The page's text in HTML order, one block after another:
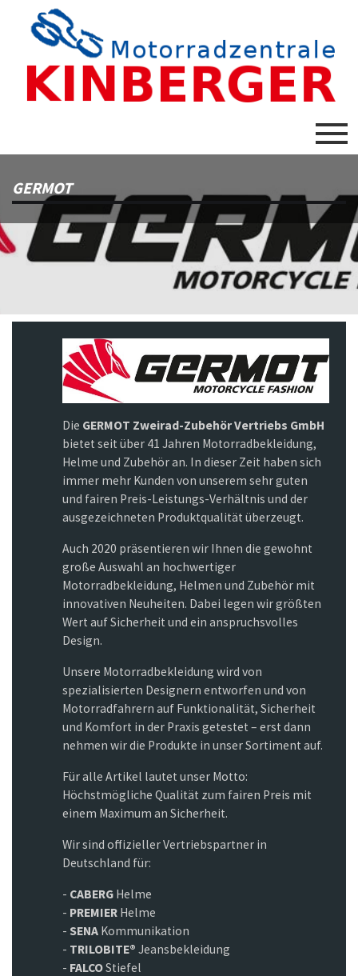
GERMOT
Die GERMOT Zweirad-Zubehör Vertriebs GmbH
bietet seit über 41 Jahren Motorradbekleidung,
Helme und Zubehör an. In dieser Zeit haben sich
immer mehr Kunden von unserem sehr guten
und fairen Preis-Leistungs-Verhältnis und der
ausgezeichneten Produktqualität überzeugt.
Auch 2020 präsentieren wir Ihnen die gewohnt
große Auswahl an hochwertiger
Motorradbekleidung, Helmen und Zubehör mit
innovativen Neuheiten. Dabei legen wir größten
Wert auf Sicherheit und ein anspruchsvolles
Design.
Unsere Motorradbekleidung wird von
spezialisierten Designern entworfen und von
Motorradfahrern auf Funktionalität, Sicherheit
und Komfort in der Praxis getestet – erst dann
nehmen wir die Produkte in unser Sortiment auf.
Für alle Artikel lautet unser Motto:
Höchstmögliche Qualität zum fairen Preis mit
einem Maximum an Sicherheit.
Wir sind offizieller Vertriebspartner in
Deutschland für:
- CABERG Helme
- PREMIERHelme
- SENA Kommunikation
- TRILOBITE® Jeansbekleidung
- FALCOStiefel